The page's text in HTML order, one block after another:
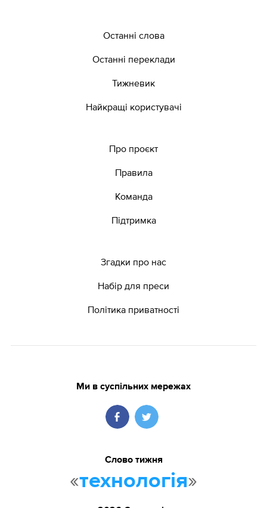
Останні слова
Останні переклади
Тижневик
Найкращі користувачі
Про проєкт
Правила
Команда
Підтримка
Згадки про нас
Набір для преси
Політика приватності
Ми в суспільних мережах
Слово тижня
«технологія»